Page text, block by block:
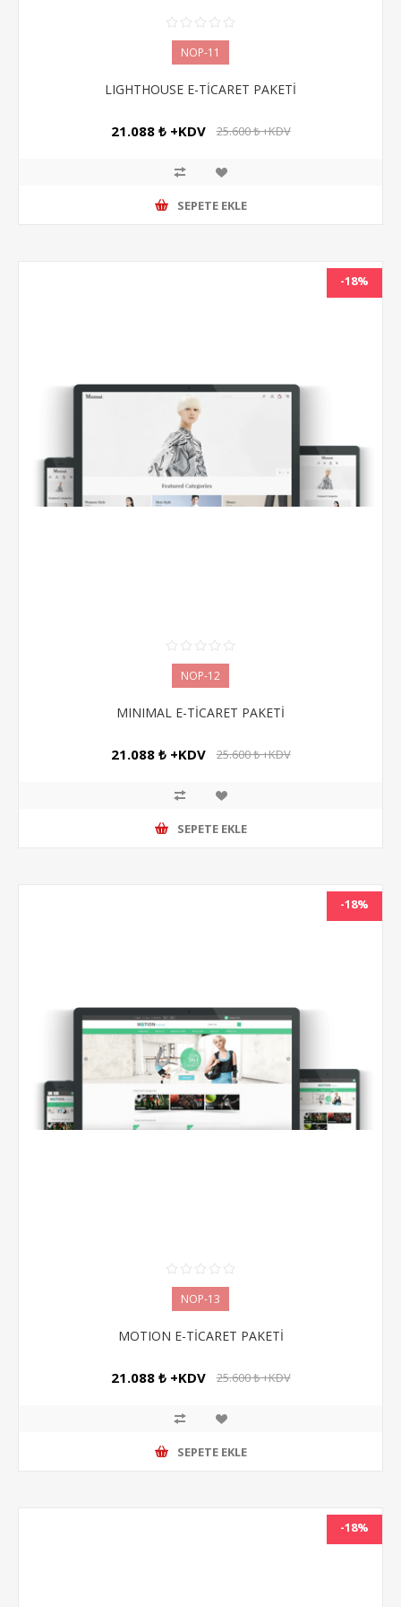
NOP-11
LIGHTHOUSE E-TİCARET PAKETİ
21.088 ₺ +KDV 25.600 ₺ +KDV
SEPETE EKLE
-18%
NOP-12
MINIMAL E-TİCARET PAKETİ
21.088 ₺ +KDV 25.600 ₺ +KDV
SEPETE EKLE
-18%
NOP-13
MOTION E-TİCARET PAKETİ
21.088 ₺ +KDV 25.600 ₺ +KDV
SEPETE EKLE
-18%